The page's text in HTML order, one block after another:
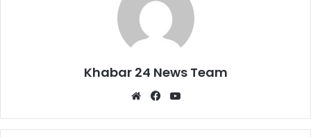
Khabar 24 News Team
WebsiteFacebook